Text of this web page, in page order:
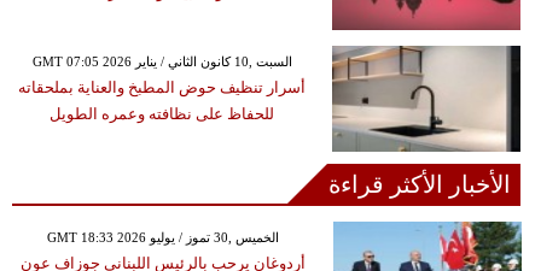
GMT 07:05 2026 السبت ,10 كانون الثاني / يناير
أسرار تنظيف حوض المطبخ والعناية بملحقاته
للحفاظ على نظافته وعمره الطويل
الأخبار الأكثر قراءة
GMT 18:33 2026 الخميس ,30 تموز / يوليو
أردوغان يرحب بالرئيس اللبناني جوزاف عون